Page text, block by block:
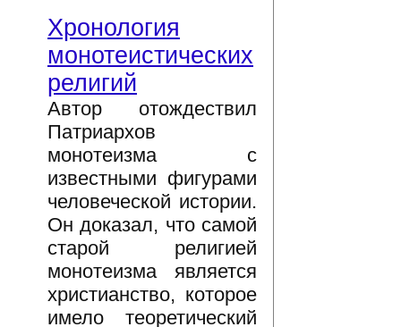
Хронология
монотеистических
религий
Автор отождествил
Патриархов
монотеизма с
известными фигурами
человеческой истории.
Он доказал, что самой
старой религией
монотеизма является
христианство, которое
имело теоретический